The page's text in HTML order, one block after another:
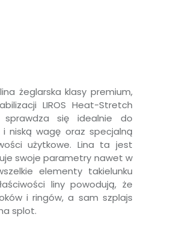
żeglarska klasy premium,
LIROS Heat-Stretch
sprawdza się idealnie do
niską wagę oraz specjalną
użytkowe. Lina ta jest
swoje parametry nawet w
elementy takielunku
liny powodują, że
i ringów, a sam szplajs
splot.